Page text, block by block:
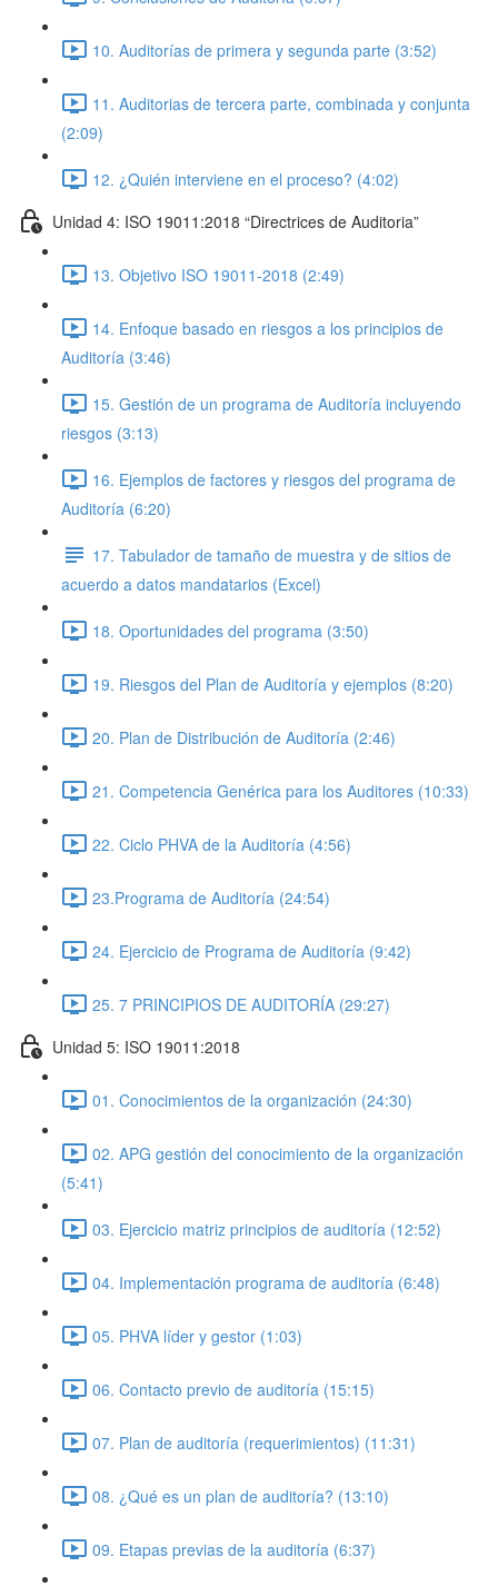
10. Auditorías de primera y segunda parte (3:52)
11. Auditorias de tercera parte, combinada y conjunta
(2:09)
12. ¿Quién interviene en el proceso? (4:02)
Unidad 4: ISO 19011:2018 “Directrices de Auditoria”
13. Objetivo ISO 19011-2018 (2:49)
14. Enfoque basado en riesgos a los principios de
Auditoría (3:46)
15. Gestión de un programa de Auditoría incluyendo
riesgos (3:13)
16. Ejemplos de factores y riesgos del programa de
Auditoría (6:20)
17. Tabulador de tamaño de muestra y de sitios de
acuerdo a datos mandatarios (Excel)
18. Oportunidades del programa (3:50)
19. Riesgos del Plan de Auditoría y ejemplos (8:20)
20. Plan de Distribución de Auditoría (2:46)
21. Competencia Genérica para los Auditores (10:33)
22. Ciclo PHVA de la Auditoría (4:56)
23.Programa de Auditoría (24:54)
24. Ejercicio de Programa de Auditoría (9:42)
25. 7 PRINCIPIOS DE AUDITORÍA (29:27)
Unidad 5: ISO 19011:2018
01. Conocimientos de la organización (24:30)
02. APG gestión del conocimiento de la organización
(5:41)
03. Ejercicio matriz principios de auditoría (12:52)
04. Implementación programa de auditoría (6:48)
05. PHVA líder y gestor (1:03)
06. Contacto previo de auditoría (15:15)
07. Plan de auditoría (requerimientos) (11:31)
08. ¿Qué es un plan de auditoría? (13:10)
09. Etapas previas de la auditoría (6:37)